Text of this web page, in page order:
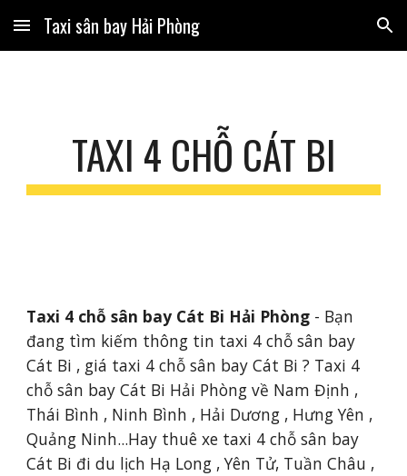
Skip to main content Skip to navigation
Taxi sân bay Hải Phòng
TAXI 4 CHỖ CÁT BI
Taxi 4 chỗ sân bay Cát Bi Hải Phòng - Bạn
đang tìm kiếm thông tin taxi 4 chỗ sân bay
Cát Bi , giá taxi 4 chỗ sân bay Cát Bi ? Taxi 4
chỗ sân bay Cát Bi Hải Phòng về Nam Định ,
Thái Bình , Ninh Bình , Hải Dương , Hưng Yên ,
Quảng Ninh...Hay thuê xe taxi 4 chỗ sân bay
Cát Bi đi du lịch Hạ Long , Yên Tử, Tuần Châu ,